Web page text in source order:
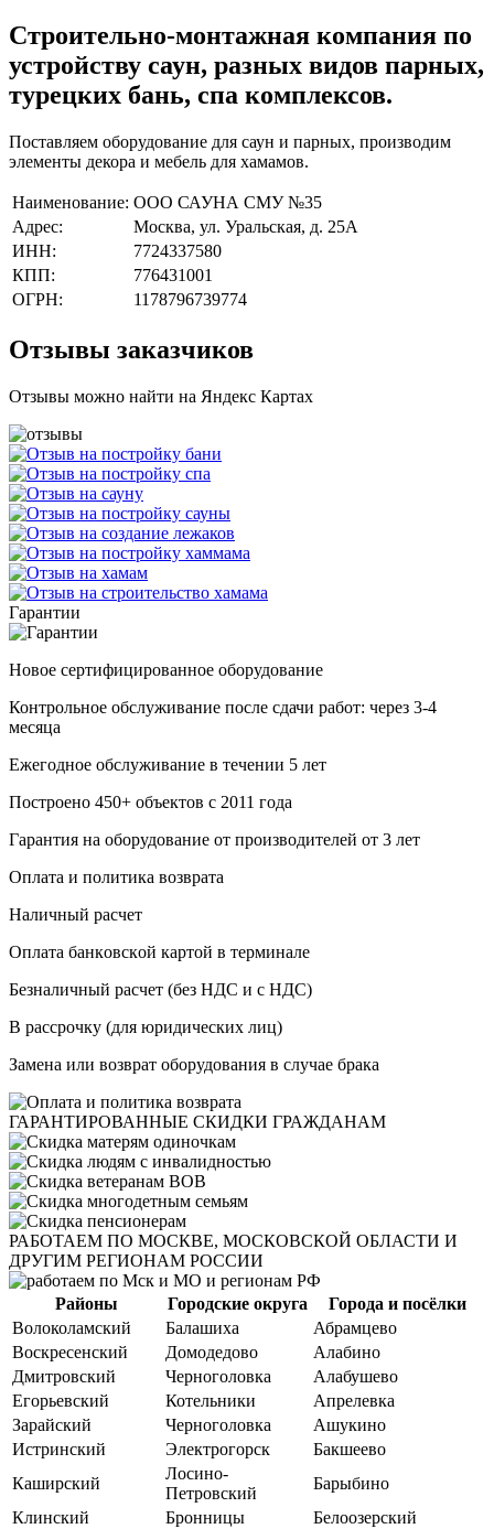
Строительно-монтажная компания по
устройству саун, разных видов парных,
турецких бань, спа комплексов.
Поставляем оборудование для саун и парных, производим
элементы декора и мебель для хамамов.
Наименование: ООО САУНА СМУ №35
Адрес:
Москва, ул. Уральская, д. 25А
ИНН:
7724337580
КПП:
776431001
ОГРН:
1178796739774
Отзывы заказчиков
Отзывы можно найти на Яндекс Картах
Гарантии
Новое сертифицированное оборудование
Контрольное обслуживание после сдачи работ: через 3-4
месяца
Ежегодное обслуживание в течении 5 лет
Построено 450+ объектов с 2011 года
Гарантия на оборудование от производителей от 3 лет
Оплата и политика возврата
Haличный pacчeт
Oплaтa бaнкoвcкoй кapтoй в терминале
Бeзнaличный pacчeт (бeз HДC и с НДС)
B paccpoчку (для юридических лиц)
Замена или возврат оборудования в случае брака
ГАРАНТИРОВАННЫЕ СКИДКИ ГРАЖДАНАМ
РАБОТАЕМ ПО МОСКВЕ, МОСКОВСКОЙ ОБЛАСТИ И
ДРУГИМ РЕГИОНАМ РОССИИ
Районы Городские округа
Города и посёлки
Волоколамский
Балашиха
Абрамцево
Воскресенский
Домодедово
Алабино
Дмитровский
Черноголовка
Алабушево
Егорьевский
Котельники
Апрелевка
Зарайский
Черноголовка
Ашукино
Истринский
Электрогорск
Бакшеево
Каширский
Лосино-
Петровский
Барыбино
Клинский
Бронницы
Белоозерский